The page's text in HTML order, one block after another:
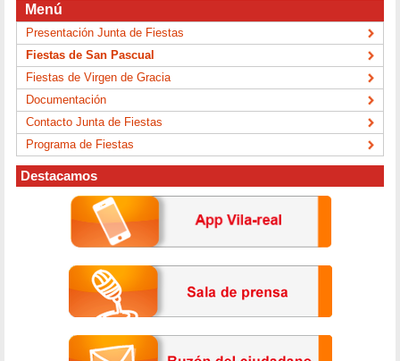
Menú
Presentación Junta de Fiestas
Fiestas de San Pascual
Fiestas de Virgen de Gracia
Documentación
Contacto Junta de Fiestas
Programa de Fiestas
Destacamos